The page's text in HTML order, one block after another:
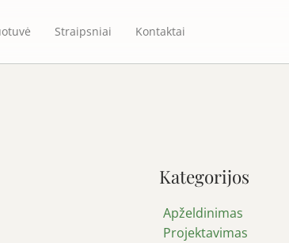
Straipsniai Kontaktai
Kategorijos
Apželdinimas
Projektavimas